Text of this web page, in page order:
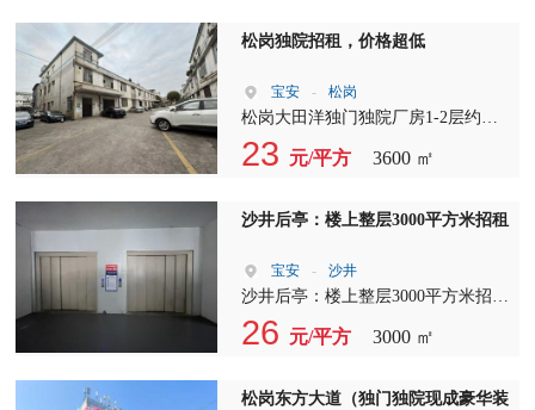
松岗独院招租，价格超低
宝安 - 松岗
松岗大田洋独门独院厂房1-2层约
3600平方，大小可分租，一楼租金33
元，楼上租金23元，合同5年，配电
23 元/平方 3600 ㎡
沙井后亭：楼上整层3000平方米招租
宝安 - 沙井
沙井后亭：楼上整层3000平方米招
租，带精装修，近地铁、近环城高
速，近蚝乡湖公园。
26 元/平方 3000 ㎡
松岗东方大道（独门独院现成豪华装